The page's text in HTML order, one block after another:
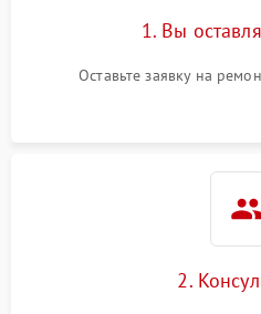
1. Вы
Оставьте заявку на
2.